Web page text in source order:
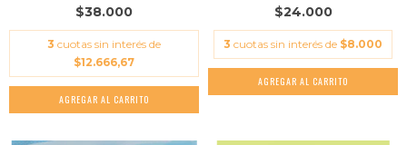
$38.000
3 cuotas sin interés de
$12.666,67
$24.000
3 cuotas sin interés de $8.000